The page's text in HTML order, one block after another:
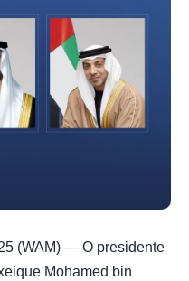
(WAM) — O presidente
Mohamed bin